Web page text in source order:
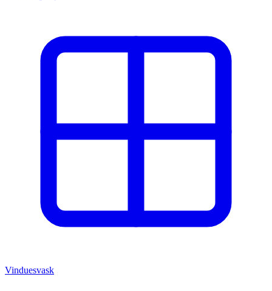
Vinduesvask